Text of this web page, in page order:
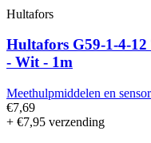
Hultafors
Hultafors G59-1-4-
- Wit - 1m
Meethulpmiddelen en
€7,69
+ €7,95 verzending